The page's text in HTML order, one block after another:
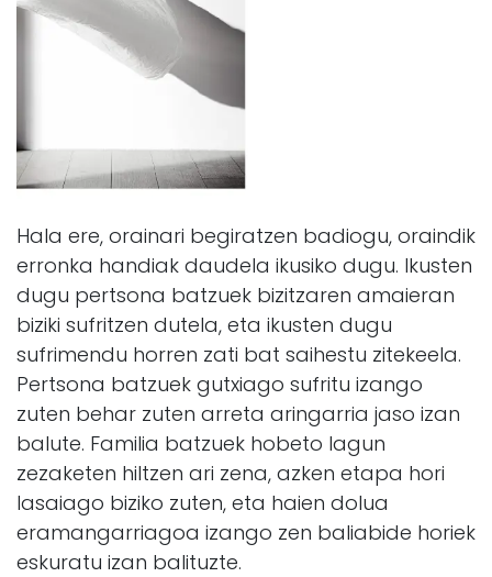
Hala ere, orainari begiratzen badiogu, oraindik
erronka handiak daudela ikusiko dugu. Ikusten
dugu pertsona batzuek bizitzaren amaieran
biziki sufritzen dutela, eta ikusten dugu
sufrimendu horren zati bat saihestu zitekeela.
Pertsona batzuek gutxiago sufritu izango
zuten behar zuten arreta aringarria jaso izan
balute. Familia batzuek hobeto lagun
zezaketen hiltzen ari zena, azken etapa hori
lasaiago biziko zuten, eta haien dolua
eramangarriagoa izango zen baliabide horiek
eskuratu izan balituzte.